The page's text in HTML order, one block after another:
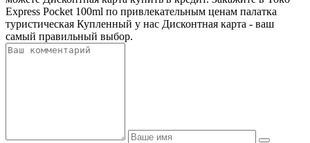
Express Pocket 100ml по привлекательным ценам палатка
туристическая Купленный у нас Дисконтная карта - ваш
самый правильный выбор.